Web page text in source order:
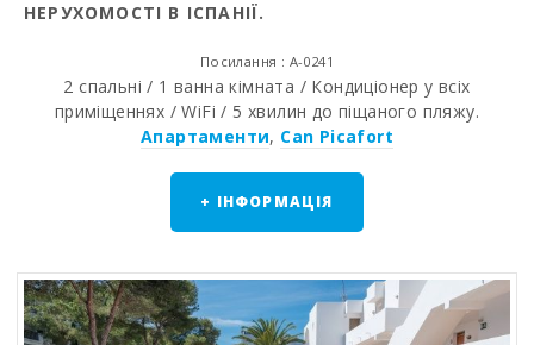
НЕРУХОМОСТІ В ІСПАНІЇ.
Посилання : A-0241
2 спальні / 1 ванна кімната / Кондиціонер у всіх
приміщеннях / WiFi / 5 хвилин до піщаного пляжу.
Апартаменти, Can Picafort
+ ІНФОРМАЦІЯ